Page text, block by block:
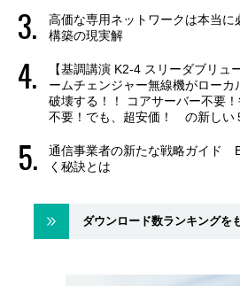
高価な専用ネットワークは本当に
構築の現実解
【基調講演 K2-4 スリーダブリュ
ームチェンジャー無線機がローカ
破壊する！！ コアサーバー不要
不要！でも、超安価！ の新しい
通信事業者の新たな戦略ガイド
く秘訣とは
ダウンロード数ランキングを